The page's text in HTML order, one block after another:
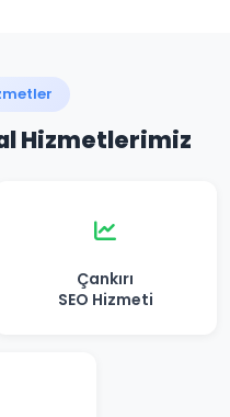
Hizmetlerimiz
Çankırı
SEO Hizmeti